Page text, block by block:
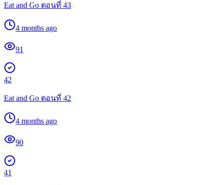
Eat and Go ตอนที่ 43
4 months ago
91
42
Eat and Go ตอนที่ 42
4 months ago
90
41